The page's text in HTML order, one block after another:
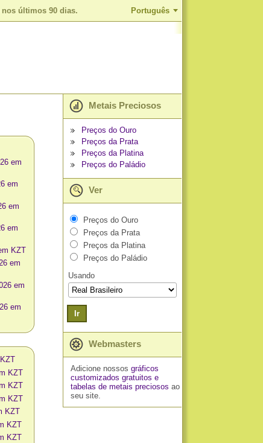
nos últimos 90 dias. Português
em
em
em
em
KZT
em
em
em
KZT
KZT
KZT
KZT
KZT
KZT
Metais Preciosos
Preços do Ouro
Preços da Prata
Preços da Platina
Preços do Paládio
Ver
Preços do Ouro
Preços da Prata
Preços da Platina
Preços do Paládio
Usando
Ir
Webmasters
Adicione nossos gráficos
customizados gratuitos e
tabelas de metais preciosos ao
seu site.